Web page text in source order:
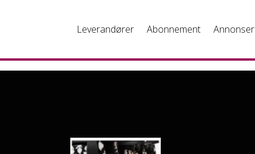
Leverandører Abonnement Annonser